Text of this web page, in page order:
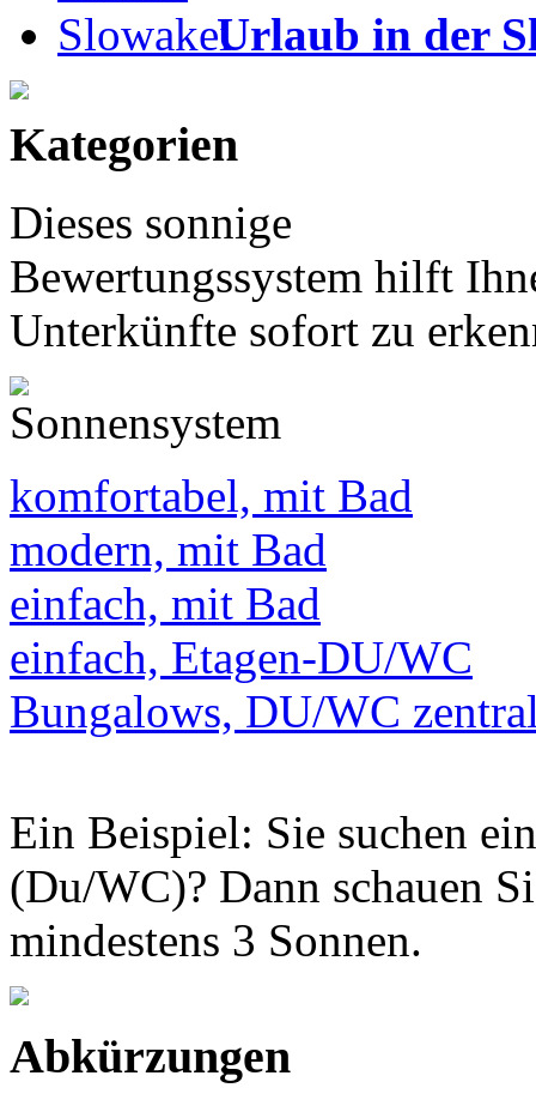
Urlaub in der
Kategorien
Dieses sonnige
Bewertungssystem hilft
Unterkünfte sofort zu
komfortabel, mit Bad
modern, mit Bad
einfach, mit Bad
einfach, Etagen-DU/WC
Bungalows, DU/WC
Ein Beispiel: Sie suchen
(Du/WC)? Dann schauen
mindestens 3 Sonnen.
Abkürzungen